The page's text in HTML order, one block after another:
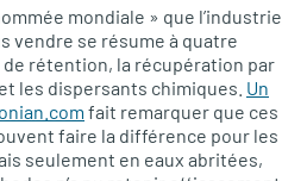
mondiale » que l’industrie
vendre se résume à quatre
rétention, la récupération par
les dispersants chimiques. Un
fait remarquer que ces
faire la différence pour les
seulement en eaux abritées,